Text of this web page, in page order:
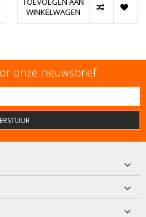
WINKELWAGEN
onze nieuwsbrief